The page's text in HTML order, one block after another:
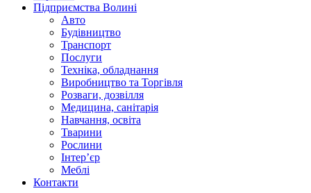
Підприємства Волині
Авто
Будівництво
Транспорт
Послуги
Техніка, обладнання
Виробництво та Торгівля
Розваги, дозвілля
Медицина, санітарія
Навчання, освіта
Тварини
Рослини
Інтер’єр
Меблі
Контакти